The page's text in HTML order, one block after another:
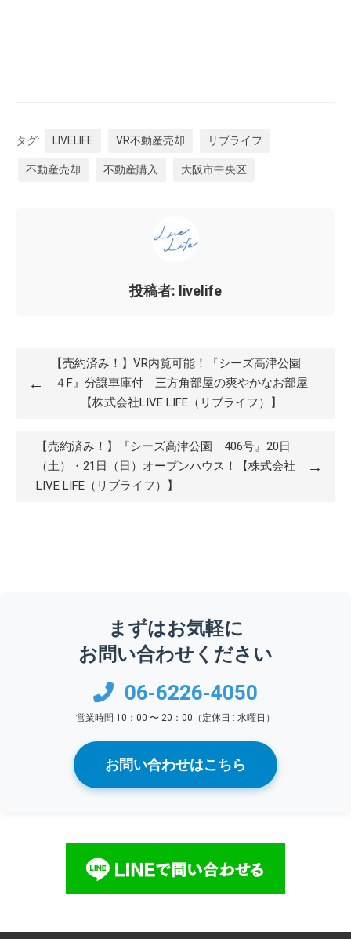
タグ: LIVELIFE VR不動産売却 リブライフ
不動産売却 不動産購入 大阪市中央区
投稿者: livelife
←
【売約済み！】VR内覧可能！『シーズ高津公園
４F』分譲車庫付 三方角部屋の爽やかなお部屋
【株式会社LIVE LIFE（リブライフ）】
【売約済み！】『シーズ高津公園 406号』20日
（土）・21日（日）オープンハウス！【株式会社
LIVE LIFE（リブライフ）】
→
まずはお気軽に
お問い合わせください
06-6226-4050
営業時間 10：00 〜 20：00（定休日 : 水曜日）
お問い合わせはこちら